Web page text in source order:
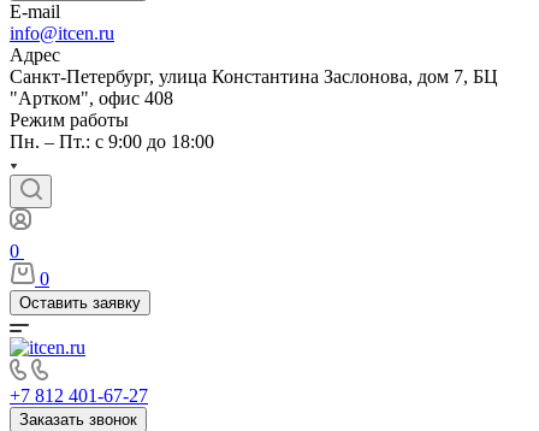
E-mail
info@itcen.ru
Адрес
Санкт-Петербург, улица Константина Заслонова, дом 7, БЦ
"Артком", офис 408
Режим работы
Пн. – Пт.: с 9:00 до 18:00
0
0
Оставить заявку
+7 812 401-67-27
Заказать звонок